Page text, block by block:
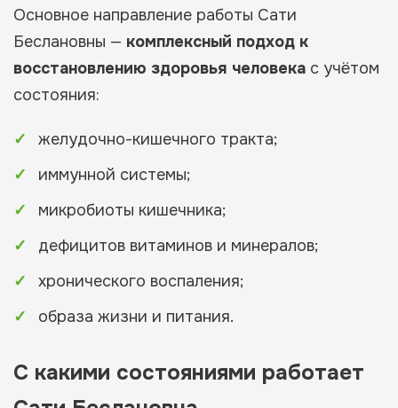
Основное направление работы Сати
Беслановны — комплексный подход к
восстановлению здоровья человека с учётом
состояния:
желудочно-кишечного тракта;
иммунной системы;
микробиоты кишечника;
дефицитов витаминов и минералов;
хронического воспаления;
образа жизни и питания.
С какими состояниями работает